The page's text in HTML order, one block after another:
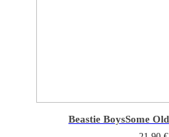
Beastie BoysSome